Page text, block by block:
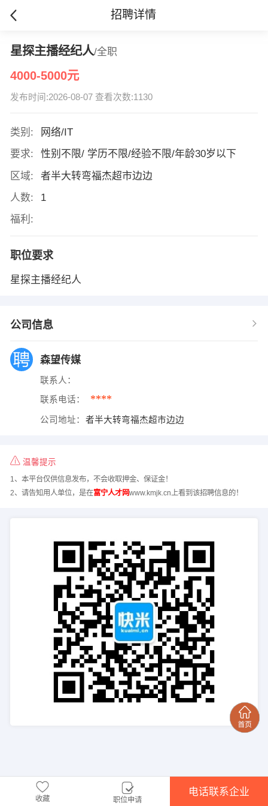
招聘详情
星探主播经纪人/全职
4000-5000元
发布时间:2026-08-07 查看次数:1130
类别:
网络/IT
要求:
性别不限/ 学历不限/经验不限/年龄30岁以下
区域:
者半大转弯福杰超市边边
人数:
1
福利:
职位要求
星探主播经纪人
公司信息
森望传媒
联系人：
联系电话： ****
公司地址： 者半大转弯福杰超市边边
温馨提示
1、本平台仅供信息发布，不会收取押金、保证金！
2、请告知用人单位，是在富宁人才网www.kmjk.cn上看到该招聘信息的！
收藏 职位申请
电话联系企业